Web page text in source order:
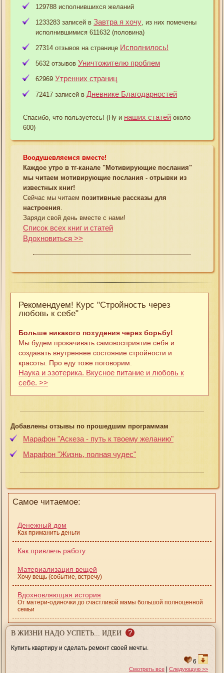
129788 исполнившихся желаний
1233283 записей в Завтра я хочу , из них помечены
исполнившимися 611632 (половина)
27314 отзывов на странице Исполнилось!
5632 отзывов Уничтожителю проблем
62969 Утренних страниц
72417 записей в Дневнике Благодарностей
Спасибо, что пользуетесь! (Ну и наших статей около
600)
Воодушевляемся вместе!
Каждое утро в тг-канале "Мотивирующие послания"
мы читаем мотивирующие послания - отрывки из
известных книг!
Сейчас мы читаем позитивные рассказы для
настроения
Заряди свой день вместе с нами!
Список всех книг и статей
Вдохновиться >>
Рекомендуем! Курс "Стройность через
любовь к себе"
Больше никакого похудения через борьбу!
Мы будем прокачивать самовосприятие себя и
создавать внутреннее состояние стройности и
красоты. Про еду тоже поговорим.
Наука и эзотерика. Вкусное питание и любовь к
себе. >>
Добавлены отзывы по прошедшим программам
Марафон "Аскеза - путь к твоему желанию"
Марафон "Жизнь, полная чудес"
Самое читаемое:
Денежный дом
Как приманить деньги
Как привлечь работу
Материализация вещей
Хочу вещь (событие, встречу)
Вдохновляющая история
От матери-одиночки до счастливой мамы большой полноценной
семьи
В ЖИЗНИ НАДО УСПЕТЬ... ИДЕИ ?
Купить квартиру и сделать ремонт своей мечты.
6
Смотреть все | Следующую >>